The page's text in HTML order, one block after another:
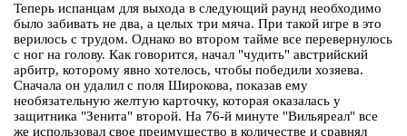
Теперь испанцам для выхода в следующий раунд необходимо
было забивать не два, а целых три мяча. При такой игре в это
верилось с трудом. Однако во втором тайме все перевернулось
с ног на голову. Как говорится, начал "чудить" австрийский
арбитр, которому явно хотелось, чтобы победили хозяева.
Сначала он удалил с поля Широкова, показав ему
необязательную желтую карточку, которая оказалась у
защитника "Зенита" второй. На 76-й минуте "Вильяреал" все
же использовал свое преимущество в количестве и сравнял